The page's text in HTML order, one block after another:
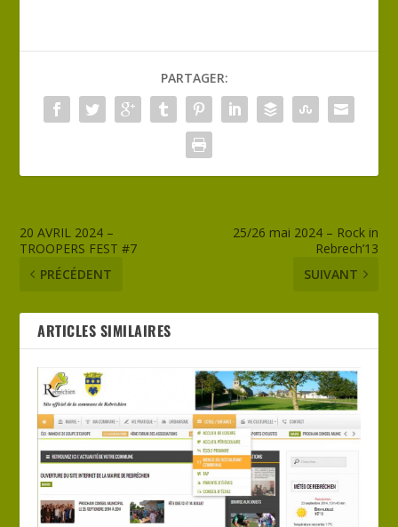
PARTAGER:
20 AVRIL 2024 –
TROOPERS FEST #7
PRÉCÉDENT
25/26 mai 2024 – Rock in
Rebrech’13
SUIVANT
ARTICLES SIMILAIRES